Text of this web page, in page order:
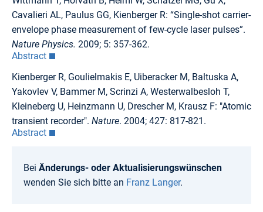
Cavalieri AL, Paulus GG, Kienberger R: “Single-shot carrier-
envelope phase measurement of few-cycle laser pulses”.
Nature Physics. 2009; 5: 357-362.
Abstract
Kienberger R, Goulielmakis E, Uiberacker M, Baltuska A,
Yakovlev V, Bammer M, Scrinzi A, Westerwalbesloh T,
Kleineberg U, Heinzmann U, Drescher M, Krausz F: "Atomic
transient recorder". Nature. 2004; 427: 817-821.
Abstract
Bei Änderungs- oder Aktualisierungswünschen
wenden Sie sich bitte an Franz Langer.